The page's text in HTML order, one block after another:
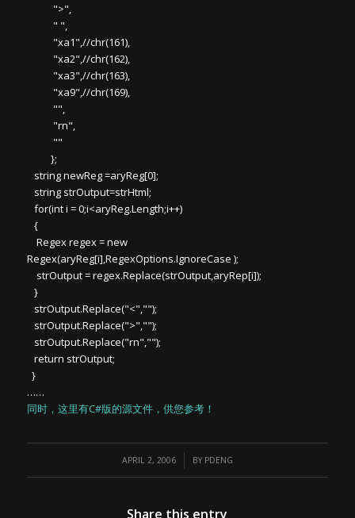
">",
" ",
"xa1",//chr(161),
"xa2",//chr(162),
"xa3",//chr(163),
"xa9",//chr(169),
"",
"rn",
""
};
string newReg =aryReg[0];
string strOutput=strHtml;
for(int i = 0;i<aryReg.Length;i++)
{
Regex regex = new
Regex(aryReg[i],RegexOptions.IgnoreCase );
strOutput = regex.Replace(strOutput,aryRep[i]);
}
strOutput.Replace("<","");
strOutput.Replace(">","");
strOutput.Replace("rn","");
return strOutput;
}
……
同时，这里有C#版的源文件，供您参考！
APRIL 2, 2006
/ BY PDENG
Share this entry